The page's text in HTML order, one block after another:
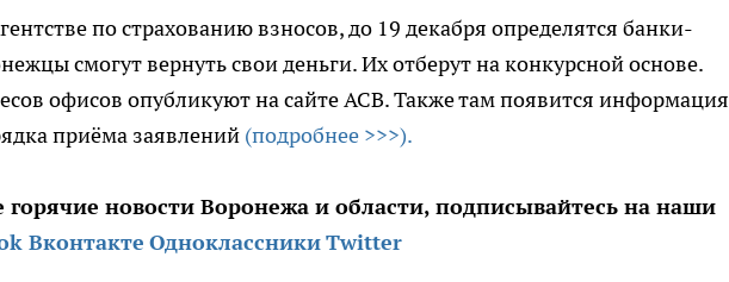
по страхованию взносов, до 19 декабря определятся банки-
смогут вернуть свои деньги. Их отберут на конкурсной основе.
офисов опубликуют на сайте АСВ. Также там появится информация
приёма заявлений (подробнее >>>).
новости Воронежа и области, подписывайтесь на наши
Вконтакте ОдноклассникиTwitter